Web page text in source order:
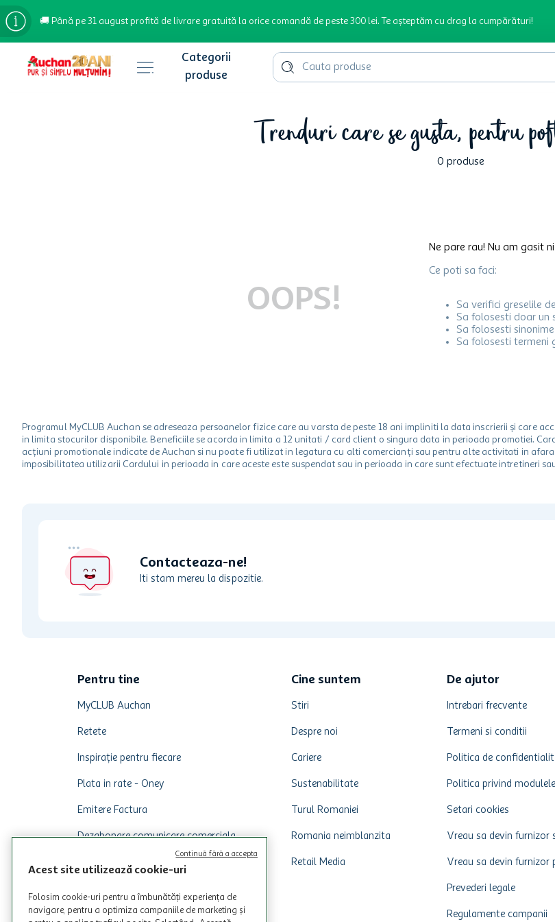
🚚 Până pe 31 august profită de livrare gratuită la orice comandă de peste 300 lei. Te așteptăm cu drag la cumpărături!
Cauta produse
Trenduri care se gusta, pentru
0 produse
OOPS!
Ne pare rau! Nu am gasit
Ce poti sa faci:
Sa verifici greselile
Sa folosesti doar un
Sa folosesti
Sa folosesti termeni
Programul MyCLUB Auchan se adreseaza persoanelor fizice care au varsta de peste 18 ani impliniti la data inscrierii și care
in limita stocurilor disponibile. Beneficiile se acorda in limita a 12 unitati / card client o singura data in perioada promotiei.
acțiuni promotionale indicate de Auchan si nu poate fi utilizat in legatura cu alti comercianți sau pentru alte activitati in
imposibilitatea utilizarii Cardului in perioada in care aceste este suspendat sau in perioada in care sunt efectuate intretineri
Contacteaza-ne!
Iti stam mereu la dispozitie.
Pentru tine
MyCLUB Auchan
Retete
Inspirație pentru fiecare
Plata in rate - Oney
Emitere Factura
Dezabonare comunicare comerciala
Cine suntem
Stiri
Despre noi
Cariere
Sustenabilitate
Turul Romaniei
Romania neimblanzita
Retail Media
De ajutor
Intrebari frecvente
Termeni si conditii
Politica de
Politica privind
Setari cookies
Vreau sa devin furnizor
Vreau sa devin furnizor
Prevederi legale
Regulamente campanii
Acest site utilizează cookie-uri
Folosim cookie-uri pentru a îmbunătăți experiența de
navigare, pentru a optimiza campaniile de marketing și
Continuă fără a accepta